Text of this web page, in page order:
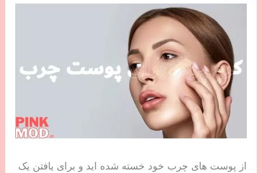
از پوست های چرب خود خسته شده اید و برای یافتن یک